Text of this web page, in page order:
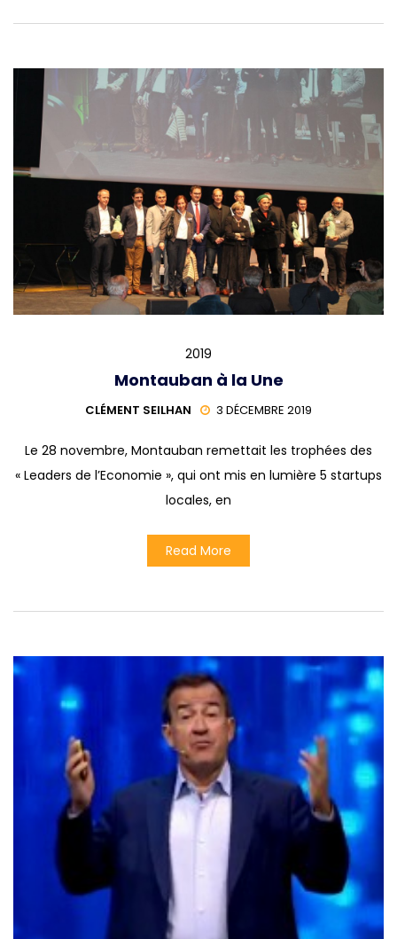
2019
Montauban à la Une
CLÉMENT SEILHAN 3 DÉCEMBRE 2019
Le 28 novembre, Montauban remettait les trophées des
« Leaders de l’Economie », qui ont mis en lumière 5 startups
locales, en
Read More